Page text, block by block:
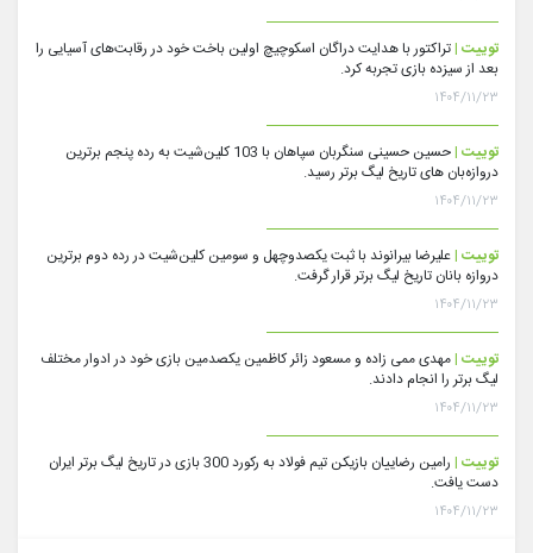
توییت |تراکتور با هدایت دراگان اسکوچیچ اولین باخت خود در رقابت‌های آسیایی را
بعد از سیزده بازی تجربه کرد.
۱۴۰۴/۱۱/۲۳
توییت |
حسین حسینی سنگربان سپاهان با 103 کلین‌شیت به رده پنجم برترین
دروازه‌بان های تاریخ لیگ برتر رسید.
۱۴۰۴/۱۱/۲۳
توییت |علیرضا بیرانوند با ثبت یکصدوچهل و سومین کلین‌شیت در رده دوم برترین
دروازه بانان تاریخ لیگ برتر قرار گرفت.
۱۴۰۴/۱۱/۲۳
توییت |مهدی ممی زاده و مسعود زائر کاظمین یکصدمین بازی خود در ادوار مختلف
لیگ برتر را انجام دادند.
۱۴۰۴/۱۱/۲۳
توییت |
رامین رضاییان بازیکن تیم فولاد به رکورد 300 بازی در تاریخ لیگ برتر ایران
دست یافت.
۱۴۰۴/۱۱/۲۳